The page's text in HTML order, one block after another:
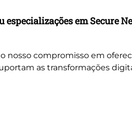
em Secure
nosso compromisso em
as transformações